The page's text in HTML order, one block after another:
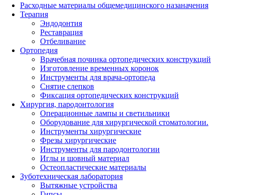
Расходные материалы общемедицинского назаначения
Терапия
Эндодонтия
Реставрация
Отбеливание
Ортопедия
Врачебная починка ортопедических конструкций
Изготовление временных коронок
Инструменты для врача-ортопеда
Снятие слепков
Фиксация ортопедических конструкций
Хирургия, пародонтология
Операционные лампы и светильники
Оборудование для хирургической стоматологии.
Инструменты хирургические
Фрезы хирургические
Инструменты для пародонтологии
Иглы и шовный материал
Остеопластические материалы
Зуботехническая лаборатория
Вытяжные устройства